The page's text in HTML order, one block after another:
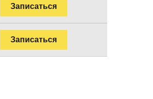
Записаться
Записаться